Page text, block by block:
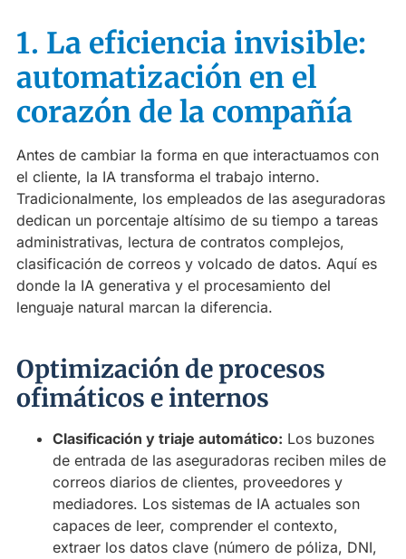
1. La eficiencia invisible:
automatización en el
corazón de la compañía
Antes de cambiar la forma en que interactuamos con
el cliente, la IA transforma el trabajo interno.
Tradicionalmente, los empleados de las aseguradoras
dedican un porcentaje altísimo de su tiempo a tareas
administrativas, lectura de contratos complejos,
clasificación de correos y volcado de datos. Aquí es
donde la IA generativa y el procesamiento del
lenguaje natural marcan la diferencia.
Optimización de procesos
ofimáticos e internos
Clasificación y triaje automático: Los buzones
de entrada de las aseguradoras reciben miles de
correos diarios de clientes, proveedores y
mediadores. Los sistemas de IA actuales son
capaces de leer, comprender el contexto,
extraer los datos clave (número de póliza, DNI,